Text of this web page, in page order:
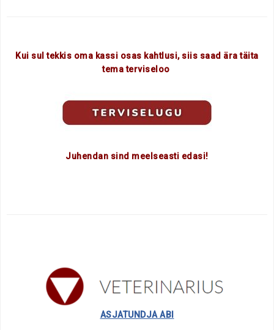
Kui sul tekkis oma kassi osas kahtlusi, siis saad ära täita
tematerviseloo
Juhendan sind meelseasti edasi!
ASJATUNDJA ABI